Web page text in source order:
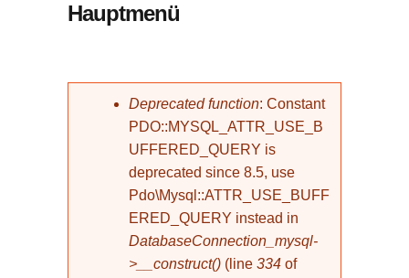
Hauptmenü
Fehlermeldung
Deprecated function: Constant
PDO::MYSQL_ATTR_USE_B
UFFERED_QUERY is
deprecated since 8.5, use
Pdo\Mysql::ATTR_USE_BUFF
ERED_QUERY instead in
DatabaseConnection_mysql-
>__construct() (line 334 of